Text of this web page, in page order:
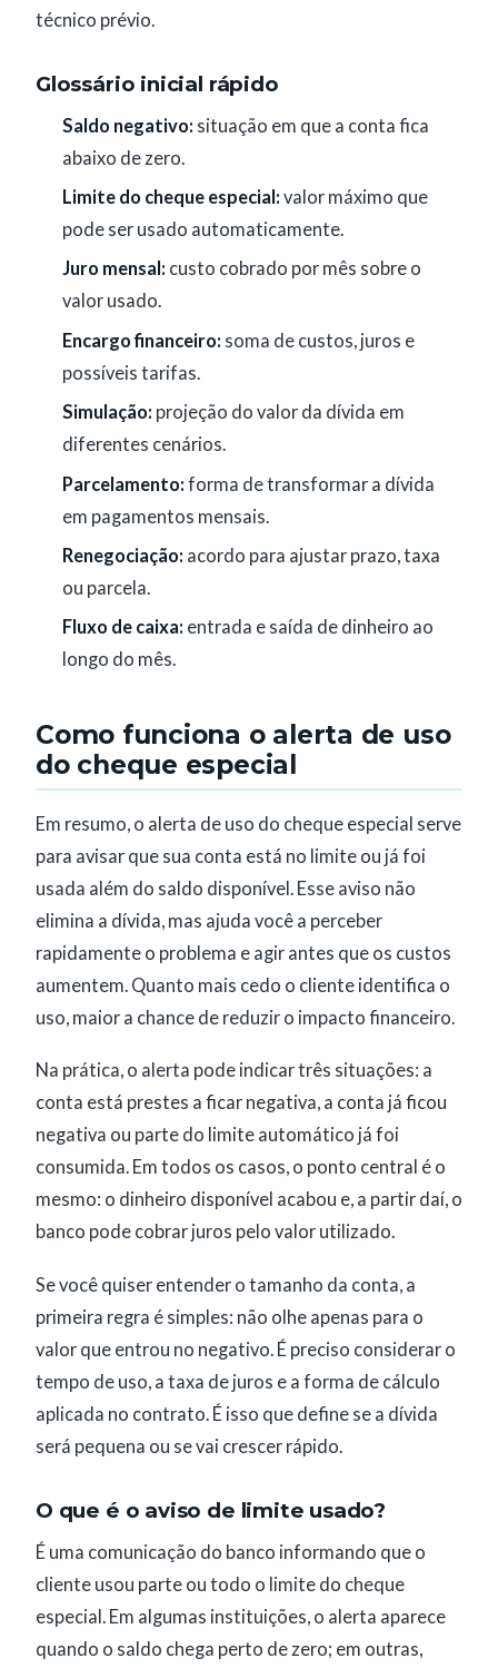
técnico prévio.
Glossário inicial rápido
Saldo negativo: situação em que a conta fica
abaixo de zero.
Limite do cheque especial: valor máximo que
pode ser usado automaticamente.
Juro mensal: custo cobrado por mês sobre o
valor usado.
Encargo financeiro: soma de custos, juros e
possíveis tarifas.
Simulação: projeção do valor da dívida em
diferentes cenários.
Parcelamento: forma de transformar a dívida
em pagamentos mensais.
Renegociação: acordo para ajustar prazo, taxa
ou parcela.
Fluxo de caixa: entrada e saída de dinheiro ao
longo do mês.
Como funciona o alerta de uso
do cheque especial
Em resumo, o alerta de uso do cheque especial serve
para avisar que sua conta está no limite ou já foi
usada além do saldo disponível. Esse aviso não
elimina a dívida, mas ajuda você a perceber
rapidamente o problema e agir antes que os custos
aumentem. Quanto mais cedo o cliente identifica o
uso, maior a chance de reduzir o impacto financeiro.
Na prática, o alerta pode indicar três situações: a
conta está prestes a ficar negativa, a conta já ficou
negativa ou parte do limite automático já foi
consumida. Em todos os casos, o ponto central é o
mesmo: o dinheiro disponível acabou e, a partir daí, o
banco pode cobrar juros pelo valor utilizado.
Se você quiser entender o tamanho da conta, a
primeira regra é simples: não olhe apenas para o
valor que entrou no negativo. É preciso considerar o
tempo de uso, a taxa de juros e a forma de cálculo
aplicada no contrato. É isso que define se a dívida
será pequena ou se vai crescer rápido.
O que é o aviso de limite usado?
É uma comunicação do banco informando que o
cliente usou parte ou todo o limite do cheque
especial. Em algumas instituições, o alerta aparece
quando o saldo chega perto de zero; em outras,